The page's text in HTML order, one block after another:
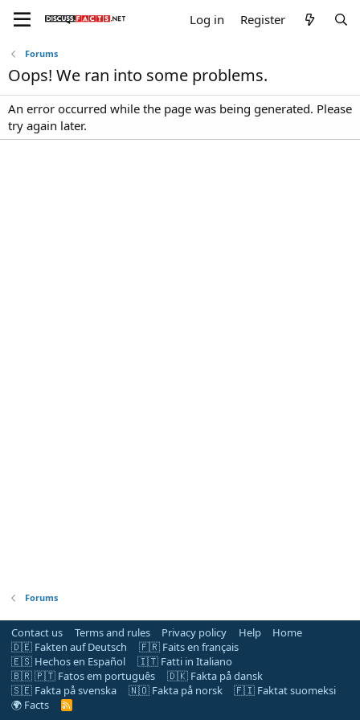
Log in Register
Forums
Oops! We ran into some problems.
An error occurred while the page was being generated. Please
try again later.
Forums
Contact us Terms and rules Privacy policy Help
Home
🇩🇪 Fakten auf Deutsch
🇫🇷 Faits en français
🇪🇸 Hechos en Español
🇮🇹 Fatti in Italiano
🇧🇷 🇵🇹 Fatos em português
🇩🇰 Fakta på dansk
🇸🇪 Fakta på svenska
🇳🇴 Fakta på norsk
🇫🇮 Faktat suomeksi
🌍 Facts
R